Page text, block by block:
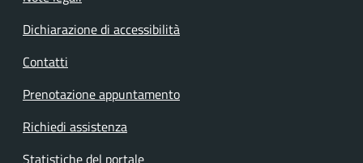
Dichiarazione di accessibilità
Contatti
Prenotazione appuntamento
Richiedi assistenza
Statistiche del portale